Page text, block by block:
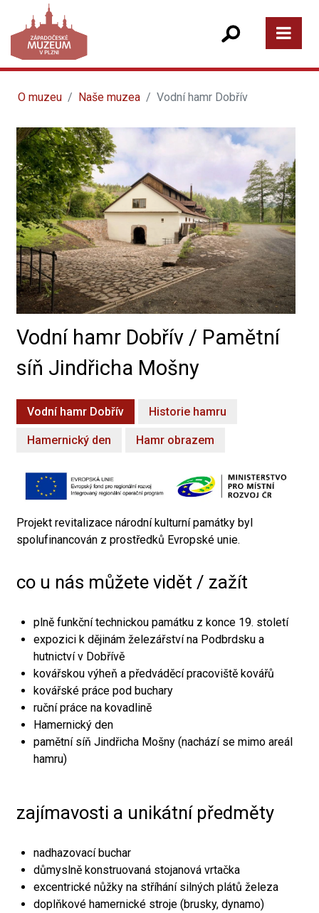
O muzeu Naše muzea Vodní hamr Dobřív
Vodní hamr Dobřív / Pamětní
síň Jindřicha Mošny
Vodní hamr Dobřív Historie hamru
Hamernický den Hamr obrazem
Projekt revitalizace národní kulturní památky byl
spolufinancován z prostředků Evropské unie.
co u nás můžete vidět / zažít
plně funkční technickou památku z konce 19. století
expozici k dějinám železářství na Podbrdsku a
hutnictví v Dobřívě
kovářskou výheň a předváděcí pracoviště kovářů
kovářské práce pod buchary
ruční práce na kovadlině
Hamernický den
pamětní síň Jindřicha Mošny (nachází se mimo areál
hamru)
zajímavosti a unikátní předměty
nadhazovací buchar
důmyslně konstruovaná stojanová vrtačka
excentrické nůžky na stříhání silných plátů železa
doplňkové hamernické stroje (brusky, dynamo)